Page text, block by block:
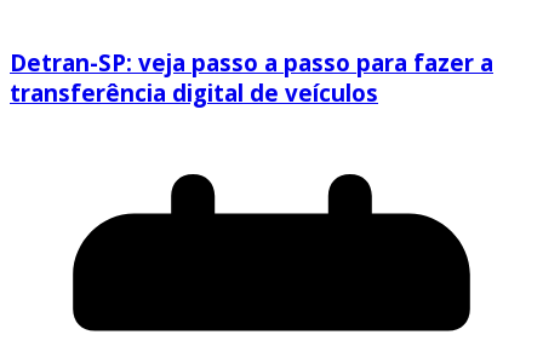
Detran-SP: veja passo a passo para fazer a
transferência digital de veículos